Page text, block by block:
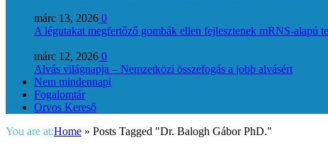
márc 13, 2026 0
A légutakat megfertőző gombák ellen fejlesztenek mRNS-alapú
márc 12, 2026 0
Alvás világnapja – Nemzetközi összefogás a jobb alvásért
Nem mindennapi
Fogalomtár
Orvos Kereső
You are at:Home » Posts Tagged "Dr. Balogh Gábor PhD."